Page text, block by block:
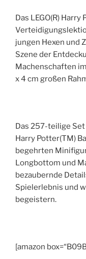
Das LEGO(R)
jungen Hexen und
Szene der
Machenschaften
x 4 cm großen
Das 257-teilige Set
Harry Potter(TM)
begehrten
Longbottom und
bezaubernde
Spielerlebnis und
begeistern.
[amazon